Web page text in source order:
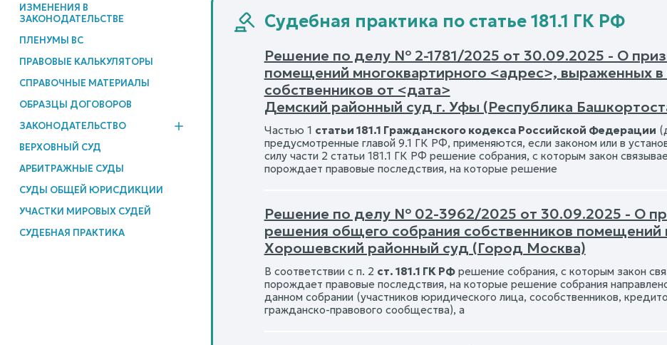
ИЗМЕНЕНИЯ В
ЗАКОНОДАТЕЛЬСТВЕ
ПЛЕНУМЫ ВС
ПРАВОВЫЕ КАЛЬКУЛЯТОРЫ
СПРАВОЧНЫЕ МАТЕРИАЛЫ
ОБРАЗЦЫ ДОГОВОРОВ
ЗАКОНОДАТЕЛЬСТВО
ВЕРХОВНЫЙ СУД
АРБИТРАЖНЫЕ СУДЫ
СУДЫ ОБЩЕЙ ЮРИСДИКЦИИ
УЧАСТКИ МИРОВЫХ СУДЕЙ
СУДЕБНАЯ ПРАКТИКА
Судебная практика по статье 181.1 ГК РФ
Решение по делу № 2-1781/2025 от 30.09.2025 - О
помещений многоквартирного <адрес>, выраженных
собственников от <дата>
Демский районный суд г. Уфы (Республика
Частью 1 статьи 181.1 Гражданского кодекса Российской Федерации
предусмотренные главой 9.1 ГК РФ, применяются, если законом или в
силу части 2 статьи 181.1 ГК РФ решение собрания, с которым закон
порождает правовые последствия, на которые решение
Решение по делу № 02-3962/2025 от 30.09.2025 - О
решения общего собрания собственников помещений
Хорошевский районный суд (Город Москва)
В соответствии с п. 2 ст. 181.1 ГК РФрешение собрания, с которым закон
порождает правовые последствия, на которые решение собрания
данном собрании (участников юридического лица, сособственников,
гражданско-правового сообщества), а